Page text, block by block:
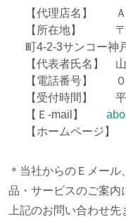
【代理店名】 Ａ
【所在地】 〒
町4-2-3サンコー神
【代表者氏名】
【電話番号】 ０
【受付時間】 平
【Ｅ-mail】
【ホームページ
＊当社からのＥメー
品・サービスのご案内
上記のお問い合わせ先